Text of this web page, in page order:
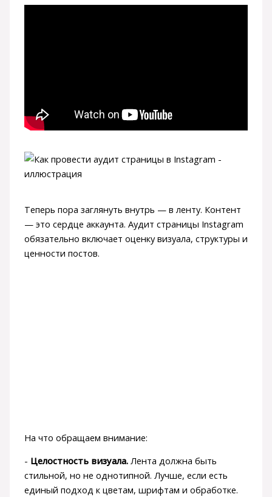
Теперь пора заглянуть внутрь — в ленту. Контент
— это сердце аккаунта. Аудит страницы Instagram
обязательно включает оценку визуала, структуры и
ценности постов.
На что обращаем внимание:
- Целостность визуала.Лента должна быть
стильной, но не однотипной. Лучше, если есть
единый подход к цветам, шрифтам и обработке.